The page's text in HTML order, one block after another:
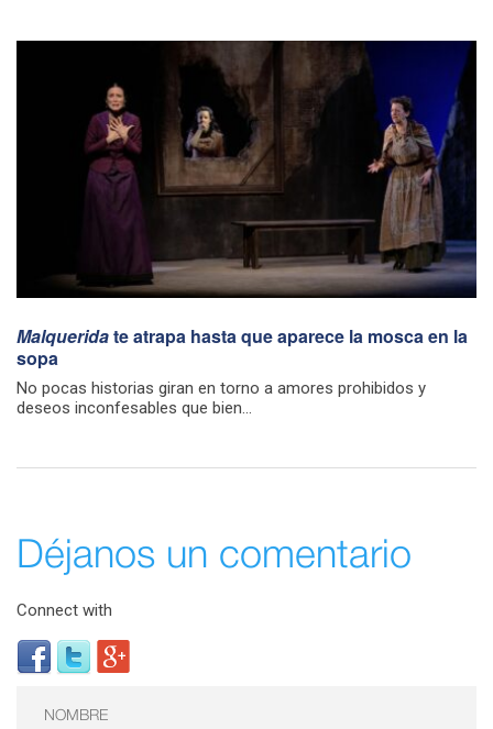
Malqueridate atrapa hasta que aparece la mosca en la
sopa
No pocas historias giran en torno a amores prohibidos y
deseos inconfesables que bien...
Déjanos un comentario
Connect with